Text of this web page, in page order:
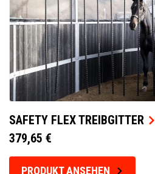
SAFETY FLEX TREIBGITTER
379,65 €
PRODUKT ANSEHEN